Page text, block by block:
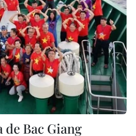
Bac Giang